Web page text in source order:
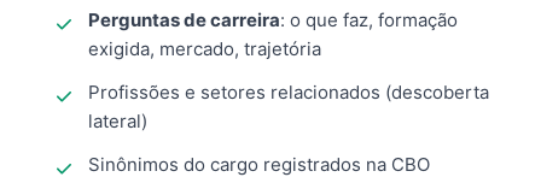
Perguntas de carreira: o que faz, formação
exigida, mercado, trajetória
Profissões e setores relacionados (descoberta
lateral)
Sinônimos do cargo registrados na CBO